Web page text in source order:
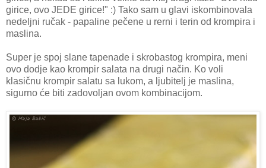
girice, ovo JEDE girice!" :) Tako sam u glavi iskombinovala
nedeljni ručak - papaline pečene u rerni i terin od krompira i
maslina.
Super je spoj slane tapenade i skrobastog krompira, meni
ovo dodje kao krompir salata na drugi način. Ko voli
klasičnu krompir salatu sa lukom, a ljubitelj je maslina,
sigurno će biti zadovoljan ovom kombinacijom.